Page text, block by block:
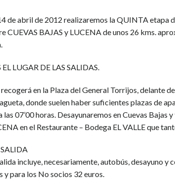
de abril de 2012 realizaremos la QUINTA etapa
CUEVAS BAJAS y LUCENA de unos 26 kms.
LUGAR DE LAS SALIDAS.
en la Plaza del General Torrijos, delante
donde suelen haber suficientes plazas de
las 07’00 horas. Desayunaremos en Cuevas Bajas
en el Restaurante – Bodega EL VALLE que
incluye, necesariamente, autobús, desayuno y
y para los No socios 32 euros.